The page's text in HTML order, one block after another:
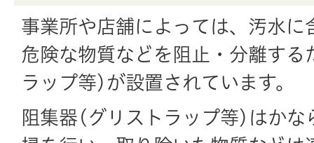
事業所や店舗によっては、汚水に
危険な物質などを阻止・分離す
ラップ等)が設置されています。
阻集器(グリストラップ等)はかな